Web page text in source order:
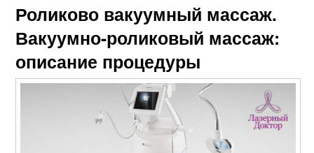
Роликово вакуумный массаж.
Вакуумно-роликовый массаж:
описание процедуры